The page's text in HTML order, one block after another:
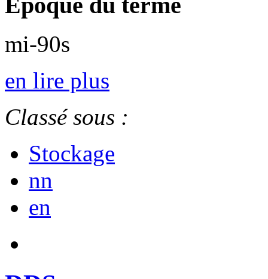
mi-90s
en lire plus
Classé sous :
Stockage
nn
en